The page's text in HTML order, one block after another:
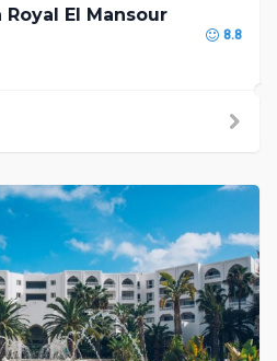
El Mansour
8.8